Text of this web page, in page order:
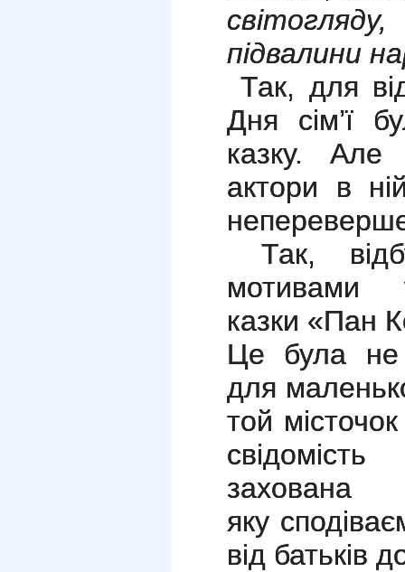
підвалини
Так, для
Дня сім’ї
казку.
актори в
Так,
мотивами
казки «Пан
Це була не
для
той
яку
від батьків